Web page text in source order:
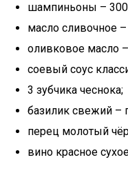
шампиньоны – 300
масло сливочное –
оливковое масло
соевый соус
3 зубчика чеснока;
базилик свежий –
перец молотый
вино красное